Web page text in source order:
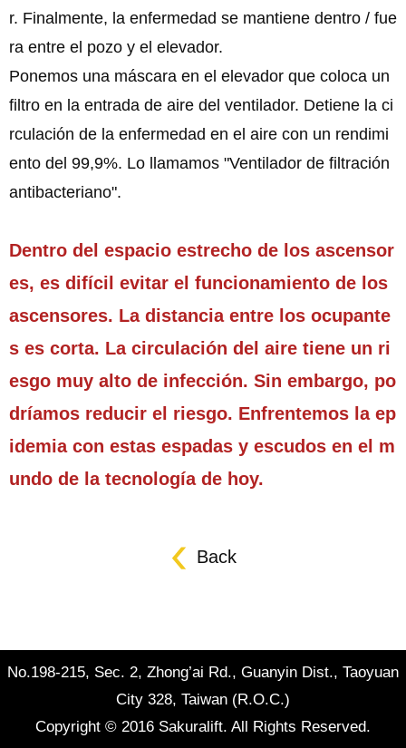
r. Finalmente, la enfermedad se mantiene dentro / fue
ra entre el pozo y el elevador.
Ponemos una máscara en el elevador que coloca un
filtro en la entrada de aire del ventilador. Detiene la ci
rculación de la enfermedad en el aire con un rendimi
ento del 99,9%. Lo llamamos "Ventilador de filtración
antibacteriano".
Dentro del espacio estrecho de los ascensor
es, es difícil evitar el funcionamiento de los
ascensores. La distancia entre los ocupante
s es corta. La circulación del aire tiene un ri
esgo muy alto de infección. Sin embargo, po
dríamos reducir el riesgo. Enfrentemos la ep
idemia con estas espadas y escudos en el m
undo de la tecnología de hoy.
Back
No.198-215, Sec. 2, Zhong’ai Rd., Guanyin Dist., Taoyuan
City 328, Taiwan (R.O.C.)
Copyright © 2016 Sakuralift. All Rights Reserved.